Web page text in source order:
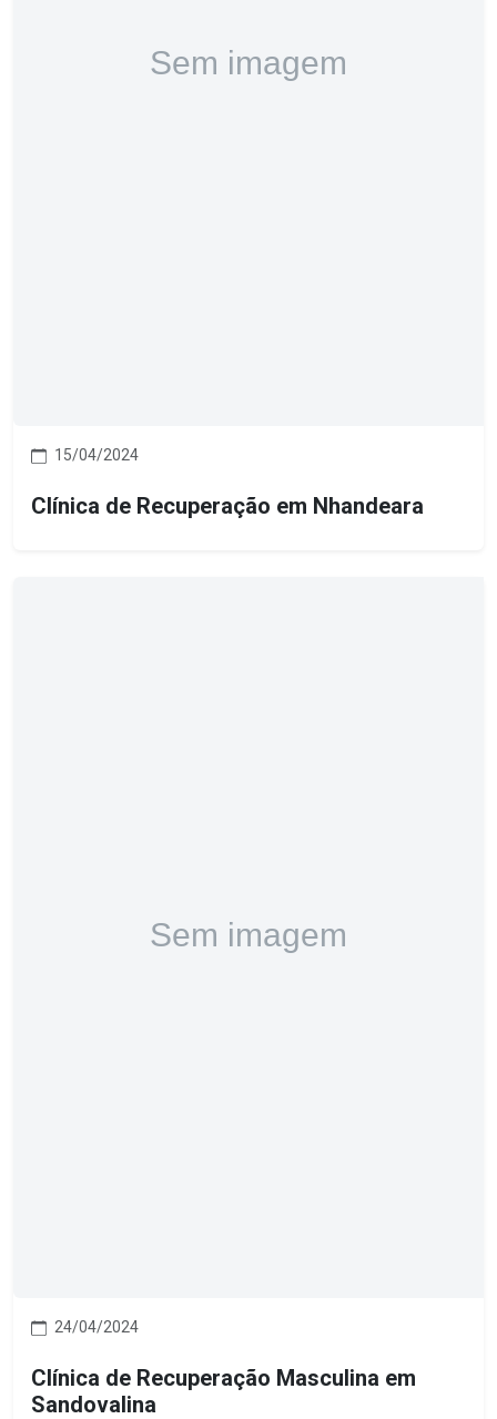
15/04/2024
Clínica de Recuperação em Nhandeara
24/04/2024
Clínica de Recuperação Masculina em
Sandovalina